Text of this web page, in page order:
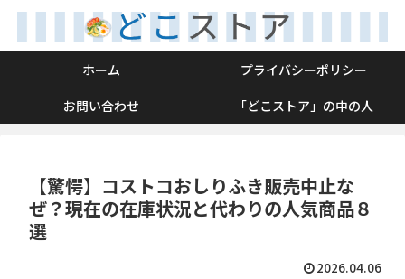
ホーム
プライバシーポリシー
お問い合わせ
「どこストア」の中の人
【驚愕】コストコおしりふき販売中止な
ぜ？現在の在庫状況と代わりの人気商品８
選
2026.04.06